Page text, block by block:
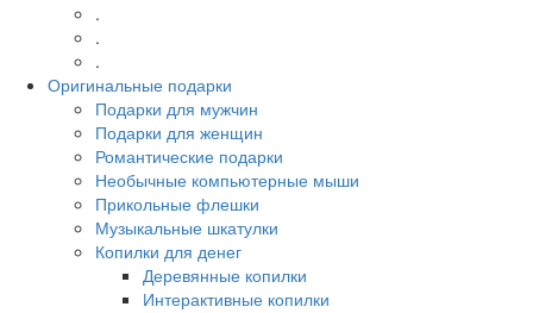
.
.
.
Оригинальные подарки
Подарки для мужчин
Подарки для женщин
Романтические подарки
Необычные компьютерные мыши
Прикольные флешки
Музыкальные шкатулки
Копилки для денег
Деревянные копилки
Интерактивные копилки